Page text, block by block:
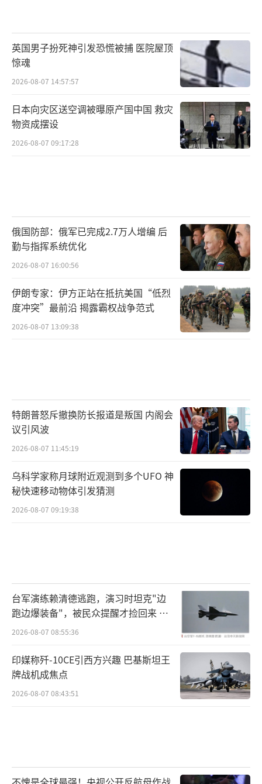
英国男子扮死神引发恐慌被捕 医院屋顶
惊魂
2026-08-07 14:57:57
日本向灾区送空调被曝原产国中国 救灾
物资成摆设
2026-08-07 09:17:28
俄国防部：俄军已完成2.7万人增编 后
勤与指挥系统优化
2026-08-07 16:00:56
伊朗专家：伊方正站在抵抗美国“低烈
度冲突”最前沿 揭露霸权战争范式
2026-08-07 13:09:38
特朗普怒斥撤换防长报道是叛国 内阁会
议引风波
2026-08-07 11:45:19
乌科学家称月球附近观测到多个UFO 神
秘快速移动物体引发猜测
2026-08-07 09:19:38
台军演练赖清德逃跑，演习时坦克"边
跑边爆装备"，被民众提醒才捡回来 演
习状况频出引发关注
2026-08-07 08:55:36
印媒称歼-10CE引西方兴趣 巴基斯坦王
牌战机成焦点
2026-08-07 08:43:51